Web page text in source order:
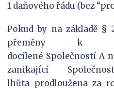
1 daňového řádu (bez
Pokud by na základě §
přeměny k
docílené Společností A
zanikající
lhůta prodloužena za